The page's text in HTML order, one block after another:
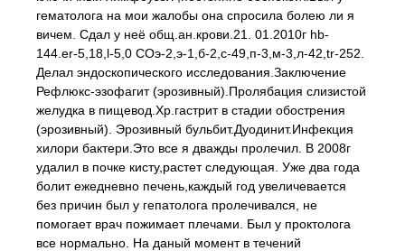
гематолога на мои жалобы она спросила болею ли я
вичем. Сдал у неё общ.ан.крови.21. 01.2010г hb-
144.er-5,18,l-5,0 COэ-2,э-1,б-2,с-49,п-3,м-3,л-42,tr-252.
Делал эндоскопического исследования.Заключение
Рефлюкс-эзофагит (эрозивный).Пролябация слизистой
желудка в пищевод.Хр.гастрит в стадии обострения
(эрозивный). Эрозивный бульбит.Дуодинит.Инфекция
хилори бактери.Это все я дважды пролечил. В 2008г
удалил в почке кисту,растет следующая. Уже два года
болит ежедневно печень,каждый год увеличевается
без причин был у гепатолога пролечивался, не
помогает врач пожимает плечами. Был у проктолога
все нормально. На даный момент в течений